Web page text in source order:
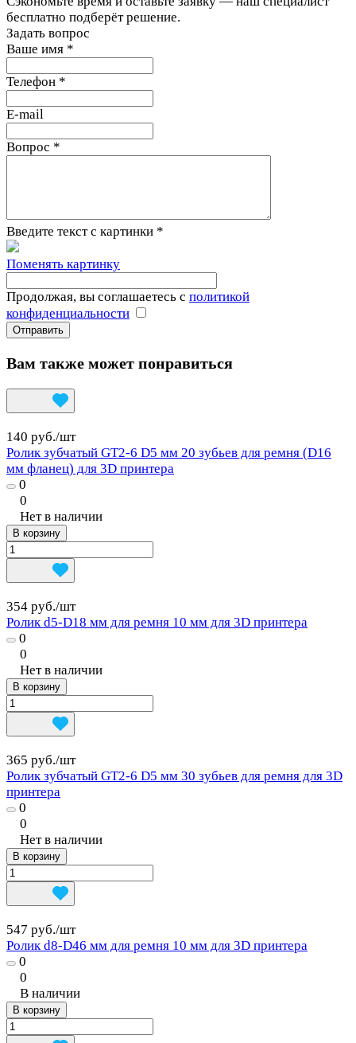
бесплатно подберёт решение.
Задать вопрос
Ваше имя *
Телефон *
E-mail
Вопрос *
Введите текст с картинки *
Поменять картинку
Продолжая, вы соглашаетесь с политикой
конфиденциальности
Вам также может понравиться
140 руб./шт
Ролик зубчатый GT2-6 D5 мм 20 зубьев для ремня (D16
мм фланец) для 3D принтера
0
0
Нет в наличии
В корзину
354 руб./шт
Ролик d5-D18 мм для ремня 10 мм для 3D принтера
0
0
Нет в наличии
В корзину
365 руб./шт
Ролик зубчатый GT2-6 D5 мм 30 зубьев для ремня для 3D
принтера
0
0
Нет в наличии
В корзину
547 руб./шт
Ролик d8-D46 мм для ремня 10 мм для 3D принтера
0
0
В наличии
В корзину